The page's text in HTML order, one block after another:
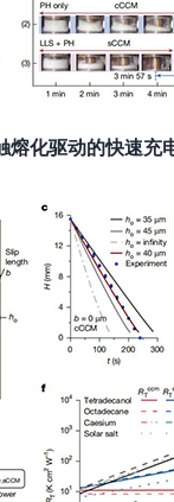
熔化驱动的快速